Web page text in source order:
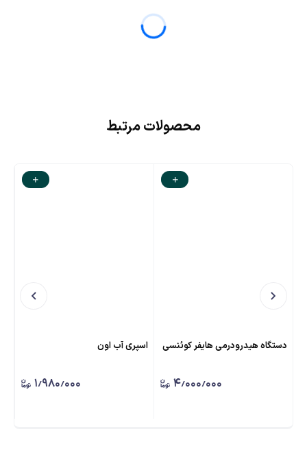
محصولات مرتبط
دستگاه هیدرودرمی هایفر کوئنسی
۴٫۰۰۰٫۰۰۰
اسپری آب اون
۱٫۹۸۰٫۰۰۰